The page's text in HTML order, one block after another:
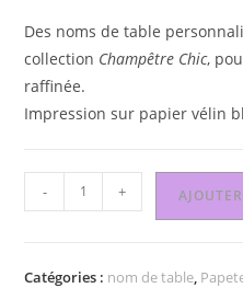
Des noms de table
collection Champêtre Chic,
raffinée.
Impression sur papier vélin
- +
Catégories : nom de table,